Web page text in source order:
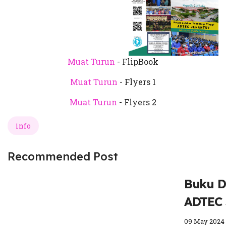
Muat Turun - FlipBook
Muat Turun - Flyers 1
Muat Turun - Flyers 2
info
Recommended Post
Buku
09 May 2024